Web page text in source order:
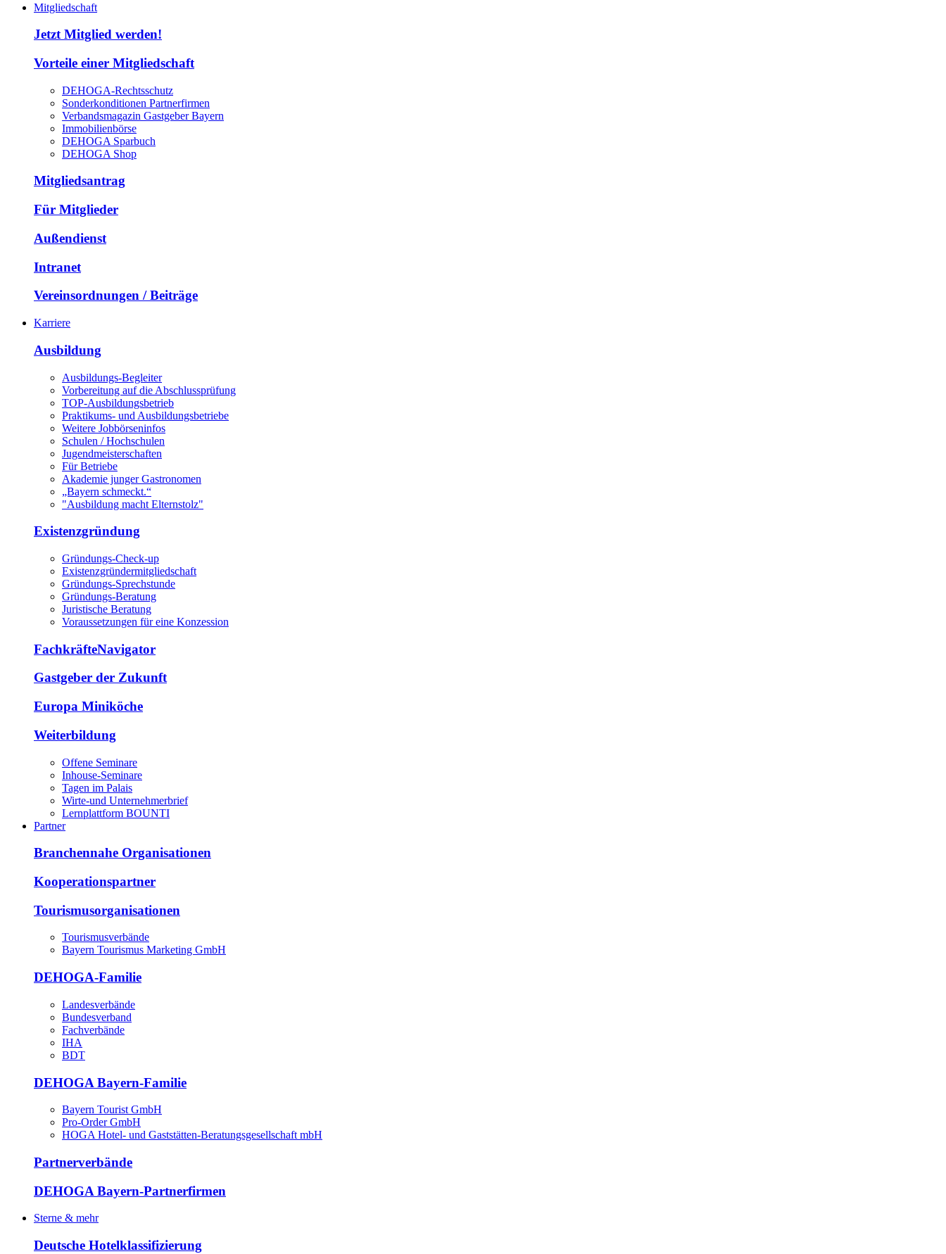
Mitgliedschaft
Jetzt Mitglied werden!
Vorteile einer Mitgliedschaft
DEHOGA-Rechtsschutz
Sonderkonditionen Partnerfirmen
Verbandsmagazin Gastgeber Bayern
Immobilienbörse
DEHOGA Sparbuch
DEHOGA Shop
Mitgliedsantrag
Für Mitglieder
Außendienst
Intranet
Vereinsordnungen / Beiträge
Karriere
Ausbildung
Ausbildungs-Begleiter
Vorbereitung auf die Abschlussprüfung
TOP-Ausbildungsbetrieb
Praktikums- und Ausbildungsbetriebe
Weitere Jobbörseninfos
Schulen / Hochschulen
Jugendmeisterschaften
Für Betriebe
Akademie junger Gastronomen
„Bayern schmeckt.“
"Ausbildung macht Elternstolz"
Existenzgründung
Gründungs-Check-up
Existenzgründermitgliedschaft
Gründungs-Sprechstunde
Gründungs-Beratung
Juristische Beratung
Voraussetzungen für eine Konzession
FachkräfteNavigator
Gastgeber der Zukunft
Europa Miniköche
Weiterbildung
Offene Seminare
Inhouse-Seminare
Tagen im Palais
Wirte-und Unternehmerbrief
Lernplattform BOUNTI
Partner
Branchennahe Organisationen
Kooperationspartner
Tourismusorganisationen
Tourismusverbände
Bayern Tourismus Marketing GmbH
DEHOGA-Familie
Landesverbände
Bundesverband
Fachverbände
IHA
BDT
DEHOGA Bayern-Familie
Bayern Tourist GmbH
Pro-Order GmbH
HOGA Hotel- und Gaststätten-Beratungsgesellschaft mbH
Partnerverbände
DEHOGA Bayern-Partnerfirmen
Sterne & mehr
Deutsche Hotelklassifizierung